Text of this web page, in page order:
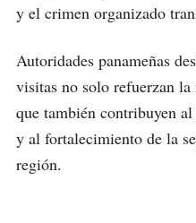
y el crimen organizado
Autoridades panameñas
visitas no solo refuerzan
que también contribuyen
y al fortalecimiento de la
región.